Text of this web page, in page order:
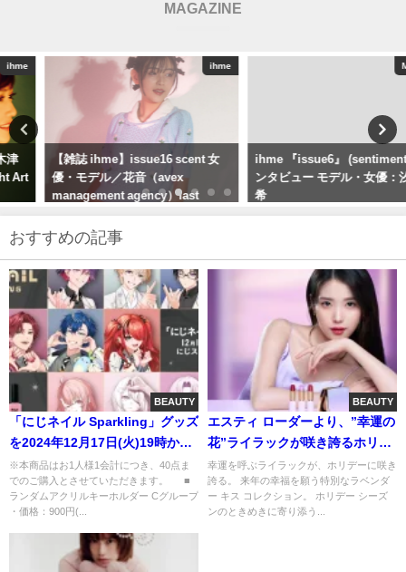
MAGAZINE
ihme
【雑誌 ihme】issue16 scent 女
優・モデル／花音（avex
management agency）last
forever
ihme 『issue6』 (sentimental)イ
ンタビュー モデル・女優：汐谷友
希
おすすめの記事
BEAUTY
「にじネイル Sparkling」グッズ
を2024年12月17日(火)19時から
にじストアにて販売開始！
※本商品はお1人様1会計につき、40点ま
でのご購入とさせていただきます。 ■
ランダムアクリルキーホルダー Cグループ
・価格：900円(...
BEAUTY
エスティ ローダーより、”幸運の
花”ライラックが咲き誇るホリデ
ー コレクションが登場。来年の
幸福を願う特別な「ラベンダー
キス コレクション」。
幸運を呼ぶライラックが、ホリデーに咲き
誇る。 来年の幸福を願う特別なラベンダ
ー キス コレクション。 ホリデー シーズ
ンのときめきに寄り添う...